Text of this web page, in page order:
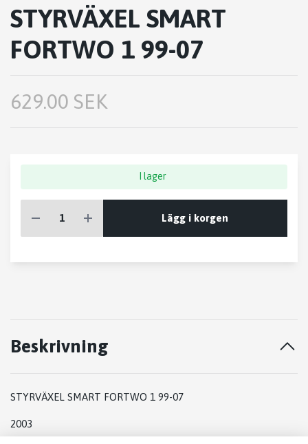
STYRVÄXEL SMART
FORTWO 1 99-07
629.00 SEK
I lager
Lägg i korgen
Beskrivning
STYRVÄXEL SMART FORTWO 1 99-07
2003